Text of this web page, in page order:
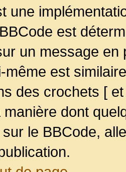
une
est
un message
même est
des crochets [
dont
le BBCode,